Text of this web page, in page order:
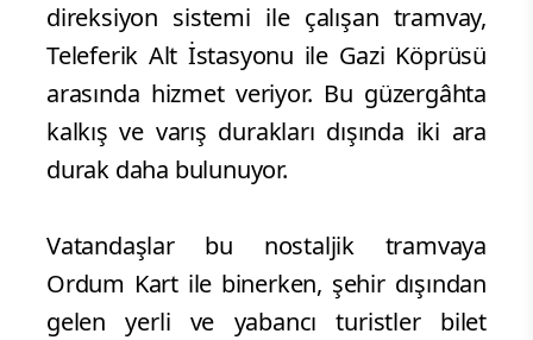
direksiyon sistemi ile çalışan tramvay,
Teleferik Alt İstasyonu ile Gazi Köprüsü
arasında hizmet veriyor. Bu güzergâhta
kalkış ve varış durakları dışında iki ara
durak daha bulunuyor.
Vatandaşlar bu nostaljik tramvaya
Ordum Kart ile binerken, şehir dışından
gelen yerli ve yabancı turistler bilet